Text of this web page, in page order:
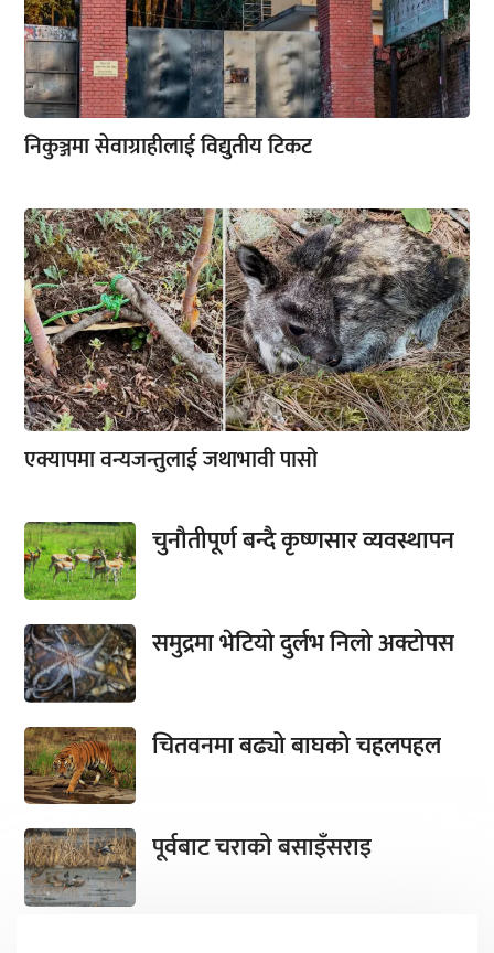
निकुञ्जमा सेवाग्राहीलाई विद्युतीय टिकट
एक्यापमा वन्यजन्तुलाई जथाभावी पासो
चुनौतीपूर्ण बन्दै कृष्णसार व्यवस्थापन
समुद्रमा भेटियो दुर्लभ निलो अक्टोपस
चितवनमा बढ्यो बाघको चहलपहल
पूर्वबाट चराको बसाइँसराइ